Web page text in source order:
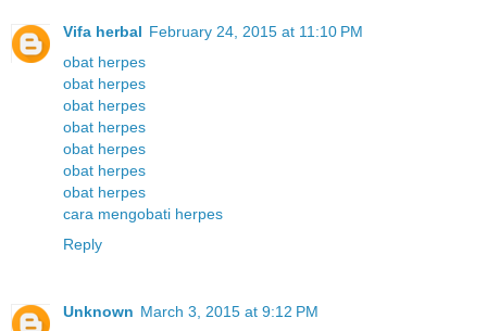
Vifa herbal February 24, 2015 at 11:10 PM
obat herpes
obat herpes
obat herpes
obat herpes
obat herpes
obat herpes
obat herpes
cara mengobati herpes
Reply
Unknown March 3, 2015 at 9:12 PM